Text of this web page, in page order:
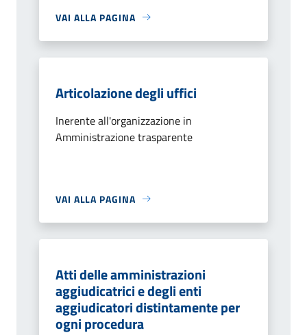
VAI ALLA PAGINA
Articolazione degli uffici
Inerente all'organizzazione in
Amministrazione trasparente
VAI ALLA PAGINA
Atti delle amministrazioni
aggiudicatrici e degli enti
aggiudicatori distintamente per
ogni procedura